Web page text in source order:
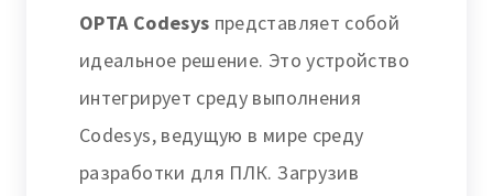
OPTA Codesys представляет собой
идеальное решение. Это устройство
интегрирует среду выполнения
Codesys, ведущую в мире среду
разработки для ПЛК. Загрузив